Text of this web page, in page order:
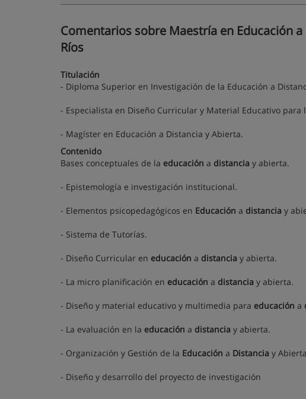
Comentarios sobre Maestría en Educación
Ríos
Titulación
- Diploma Superior en Investigación de la Educación a
- Especialista en Diseño Curricular y Material Educativo para
- Magíster en Educación a Distancia y Abierta.
Contenido
Bases conceptuales de la educación a distancia y abierta.
- Epistemología e investigación institucional.
- Elementos psicopedagógicos en Educación a distancia y
- Sistema de Tutorías.
- Diseño Curricular en educación a distancia y abierta.
- La micro planificación en educación a distancia y abierta.
- Diseño y material educativo y multimedia para educación a
- La evaluación en la educación a distancia y abierta.
- Organización y Gestión de la Educación a Distancia y Abierta
- Diseño y desarrollo del proyecto de investigación